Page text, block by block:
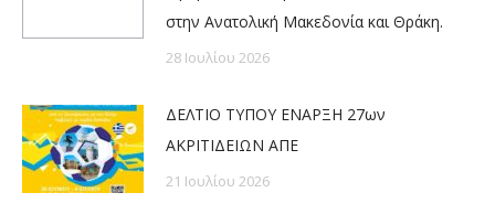
στην Ανατολική Μακεδονία και Θράκη.
28 Ιουλίου 2026
ΔΕΛΤΙΟ ΤΥΠΟΥ ΕΝΑΡΞΗ 27ων
ΑΚΡΙΤΙΔΕΙΩΝ ΑΠΕ
21 Ιουλίου 2026